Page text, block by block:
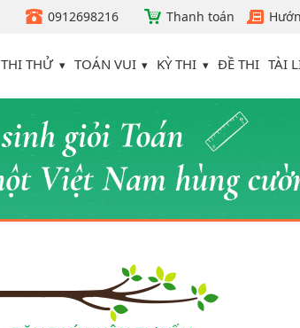
0912698216 Thanh toán
THI THỬ TOÁN VUI KỲ THI ĐỀ THI TÀI